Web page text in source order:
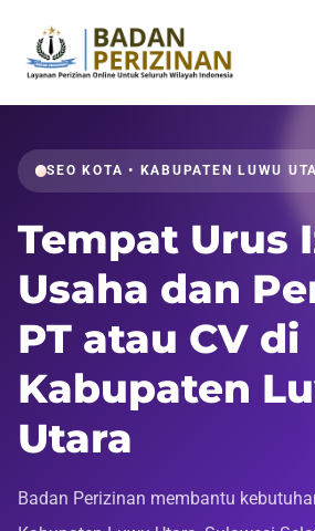
SEO KOTA • KABUPATEN LUWU
Tempat Urus
Usaha dan
PT atau CV di
Kabupaten
Utara
Badan Perizinan membantu